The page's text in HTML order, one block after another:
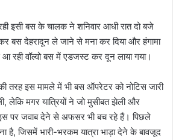
इसी बस के चालक ने शनिवार आधी रात दो बजे
बस देहरादून ले जाने से मना कर दिया और हंगामा
आ रही वॉल्वो बस में एडजस्ट कर दून लाया गया।
तरह इस मामले में भी बस ऑपरेटर को नोटिस जारी
लेकि मगर यात्रियों ने जो मुसीबत झेली और
इस पर जवाब देने से अफसर भी बच रहे हैं। पिछले
है, जिसमें भारी-भरकम यात्रा भाड़ा देने के बावजूद